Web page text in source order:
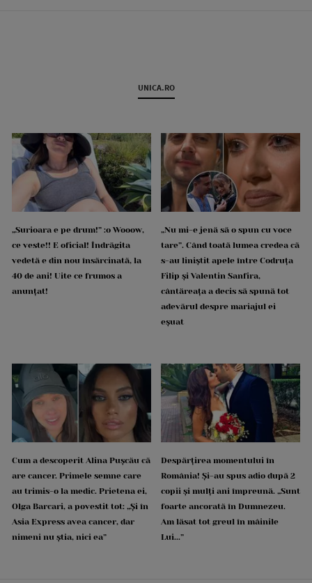
UNICA.RO
„Surioara e pe drum!” :o Wooow,
ce veste!! E oficial! Îndrăgita
vedetă e din nou însărcinată, la
40 de ani! Uite ce frumos a
anunțat!
„Nu mi-e jenă să o spun cu voce
tare”. Când toată lumea credea că
s-au liniștit apele între Codruța
Filip și Valentin Sanfira,
cântăreața a decis să spună tot
adevărul despre mariajul ei
eșuat
Cum a descoperit Alina Pușcău că
are cancer. Primele semne care
au trimis-o la medic. Prietena ei,
Olga Barcari, a povestit tot: „Și în
Asia Express avea cancer, dar
nimeni nu știa, nici ea”
Despărțirea momentului în
România! Și-au spus adio după 2
copii și mulți ani împreună. „Sunt
foarte ancorată în Dumnezeu.
Am lăsat tot greul în mâinile
Lui...”